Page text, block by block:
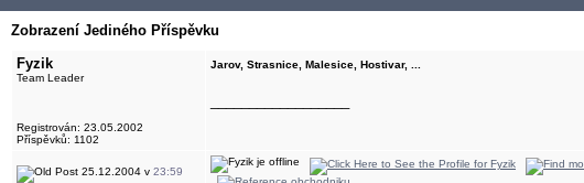
Zobrazení Jediného Příspěvku
Fyzik
Team Leader
Registrován: 23.05.2002
Příspěvků: 1102
Jarov, Strasnice, Malesice, Hostivar, ...
25.12.2004 v 23:59